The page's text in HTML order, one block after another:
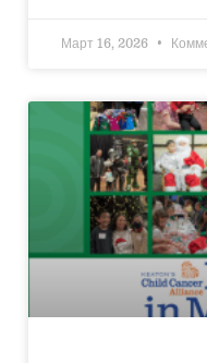
Март 16, 2026